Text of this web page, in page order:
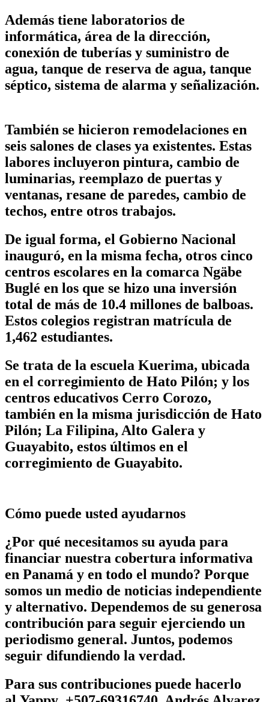
Además tiene laboratorios de
informática, área de la dirección,
conexión de tuberías y suministro de
agua, tanque de reserva de agua, tanque
séptico, sistema de alarma y señalización.
También se hicieron remodelaciones en
seis salones de clases ya existentes. Estas
labores incluyeron pintura, cambio de
luminarias, reemplazo de puertas y
ventanas, resane de paredes, cambio de
techos, entre otros trabajos.
De igual forma, el Gobierno Nacional
inauguró, en la misma fecha, otros cinco
centros escolares en la comarca Ngäbe
Buglé en los que se hizo una inversión
total de más de 10.4 millones de balboas.
Estos colegios registran matrícula de
1,462 estudiantes.
Se trata de la escuela Kuerima, ubicada
en el corregimiento de Hato Pilón; y los
centros educativos Cerro Corozo,
también en la misma jurisdicción de Hato
Pilón; La Filipina, Alto Galera y
Guayabito, estos últimos en el
corregimiento de Guayabito.
Cómo puede usted ayudarnos
¿Por qué necesitamos su ayuda para
financiar nuestra cobertura informativa
en Panamá y en todo el mundo? Porque
somos un medio de noticias independiente
y alternativo. Dependemos de su generosa
contribución para seguir ejerciendo un
periodismo general. Juntos, podemos
seguir difundiendo la verdad.
Para sus contribuciones puede hacerlo